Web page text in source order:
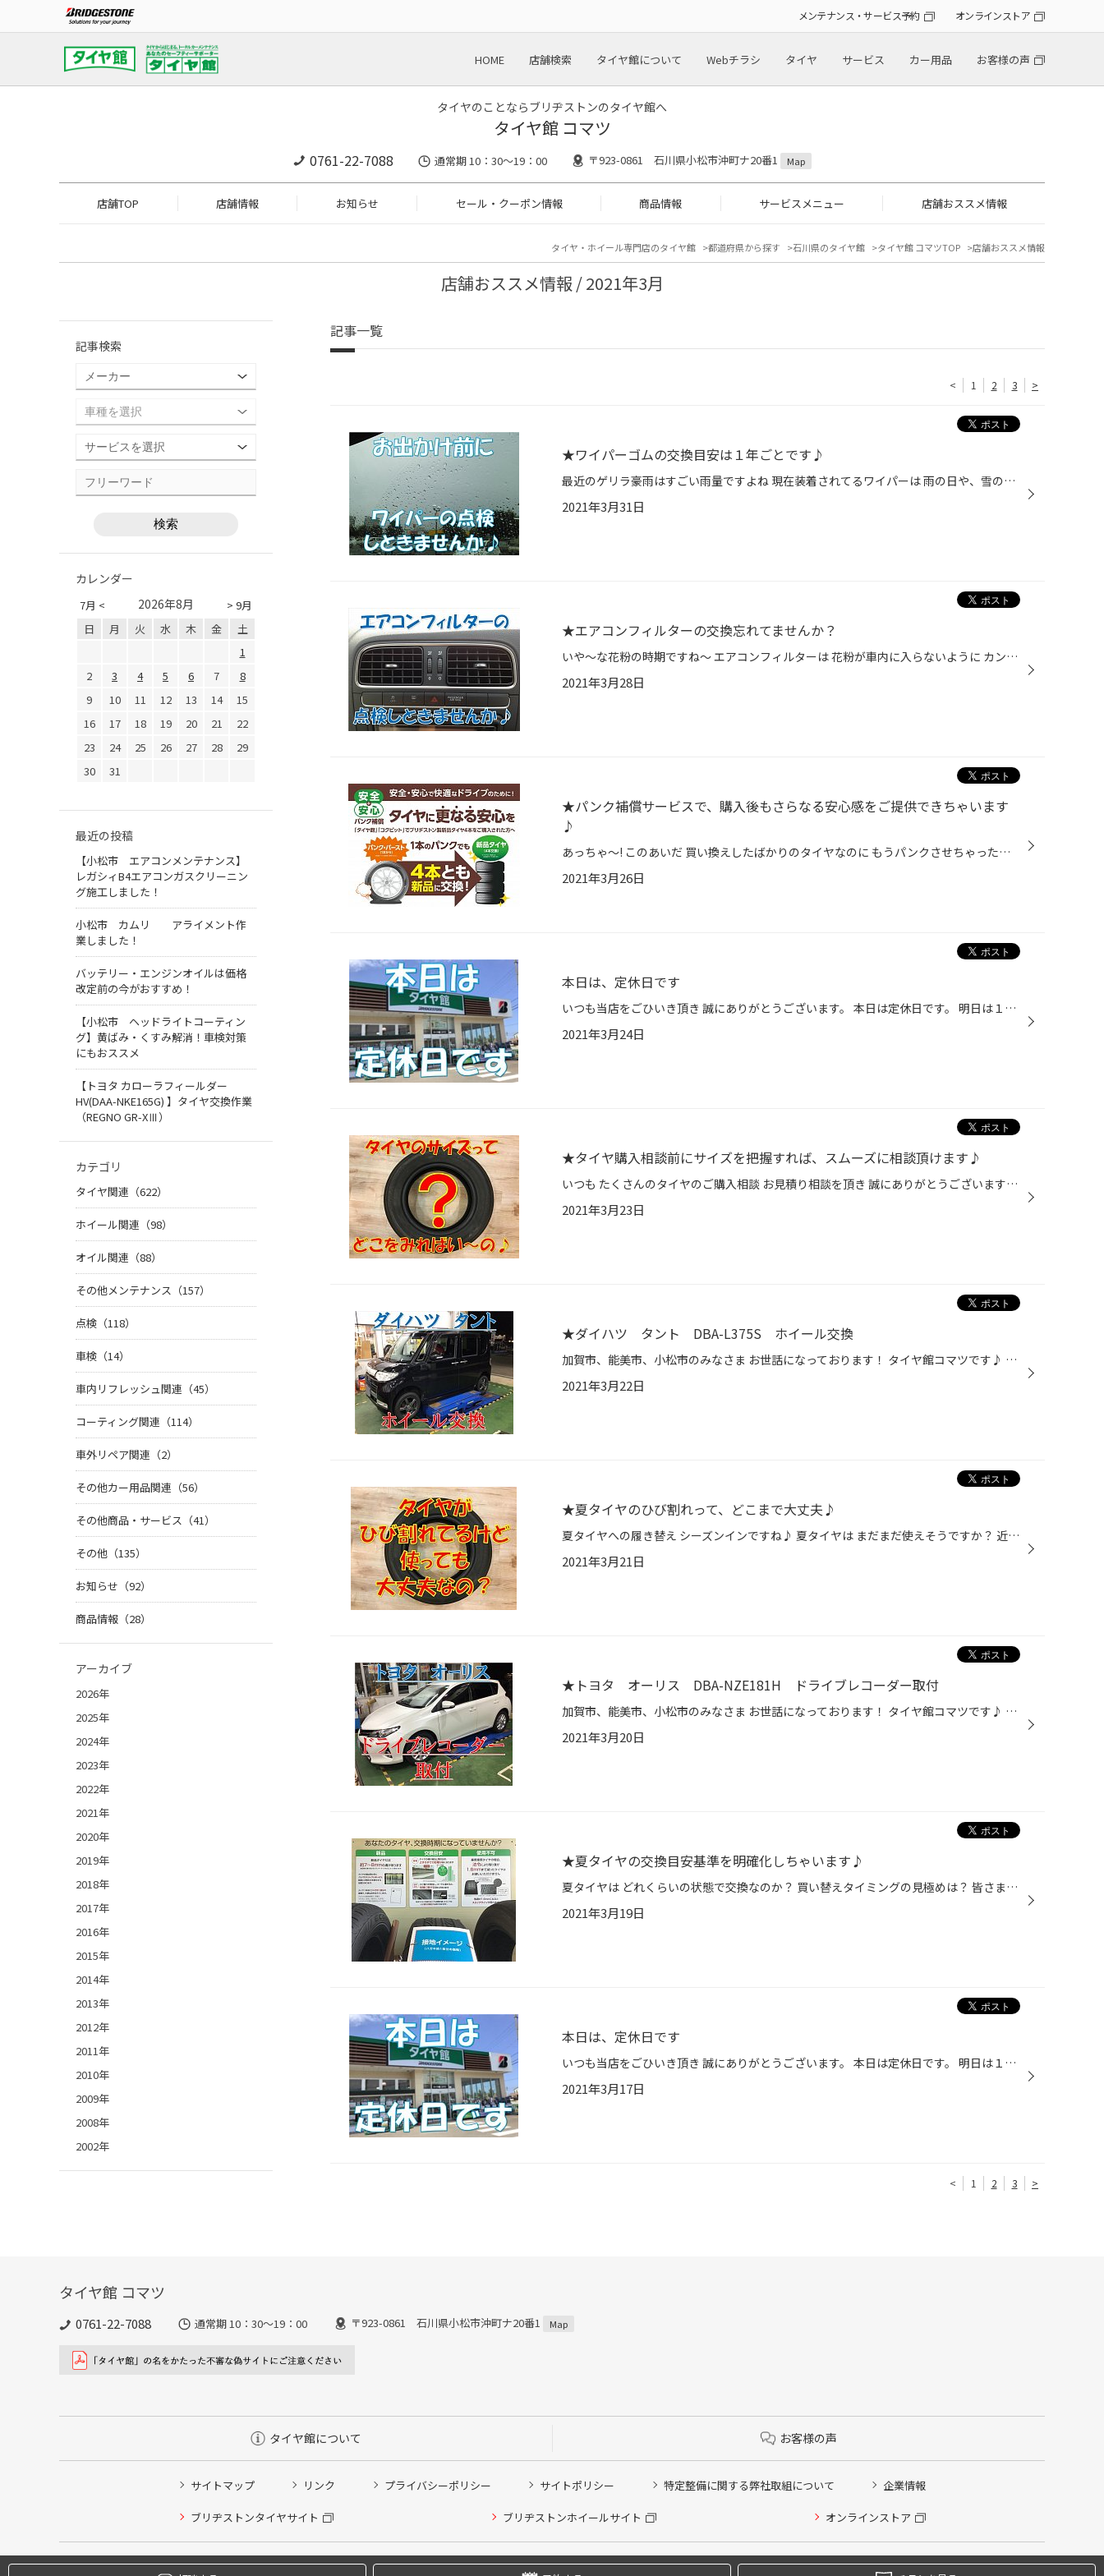
メンテナンス・サービス予約 オンラインストア
HOME 店舗検索 タイヤ館について Webチラシ タイヤ サービス カー用品 お客様の声
タイヤのことならブリヂストンのタイヤ館へ
タイヤ館 コマツ
0761-22-7088 通常期 10：30～19：00 〒923-0861 石川県小松市沖町ナ20番1 Map
店舗TOP 店舗情報 お知らせ セール・クーポン情報 商品情報 サービスメニュー 店舗おススメ情報
タイヤ・ホイール専門店のタイヤ館 都道府県から探す 石川県のタイヤ館 タイヤ館 コマツTOP 店舗おススメ情報
店舗おススメ情報 / 2021年3月
記事一覧
< 1 2 3 >
★ワイパーゴムの交換目安は１年ごとです♪
最近のゲリラ豪雨はすごい雨量ですよね 現在装着されてるワイパーは 雨の日や、雪の日に ちゃんと拭そうですか？ ワイパーゴムの 交換目安は１～２年ぐらいです。 北陸地方は 冬のあいだの凍結などで ゴム劣化が進んでることが多いので 注意が必要です！ 当店では 無料で点検してますので お気軽に...
2021年3月31日
★エアコンフィルターの交換忘れてませんか？
いや〜な花粉の時期ですね〜 エアコンフィルターは 花粉が車内に入らないように カンバってます♪ ほかには フロントガラスの曇りが なかなかとれない… いまいち効きが悪い？ エアコンかけると、ちょっとにおう？ そんな 症状でお困りのみなさま！ 【エアコンフィルター】を 点検してみましょう♪ エ...
2021年3月28日
★パンク補償サービスで、購入後もさらなる安心感をご提供できちゃいます
♪
あっちゃ〜! このあいだ 買い換えしたばかりのタイヤなのに もうパンクさせちゃった… パンク修理してもらうため お店で診てもらったら キズが大きく まさかの修理不可能の診断 結局、追加出費で また新品購入することに… こういった悲しい事態 修理不可能パンクは すべてのお客さまに 起こり得る事...
2021年3月26日
本日は、定休日です
いつも当店をごひいき頂き 誠にありがとうございます。 本日は定休日です。 明日は１０：３０より 営業いたしております。
2021年3月24日
★タイヤ購入相談前にサイズを把握すれば、スムーズに相談頂けます♪
いつも たくさんのタイヤのご購入相談 お見積り相談を頂き 誠にありがとうございます♪ ★ お見積り ★ 在庫確認 などで 【お電話で、お問い合わせする場合】 【当日に現車を乗って来れない場合】 【別のお車でご来店される場合】 そんな時に ぜひ事前に調べておいて 頂きたいことが 【現車のタイヤの...
2021年3月23日
★ダイハツ タント DBA-L375S ホイール交換
加賀市、能美市、小松市のみなさま お世話になっております！ タイヤ館コマツです♪ 本日、ご紹介の作業は ダイハツ タント 夏タイヤ用ホイール交換 昨年、冬タイヤを購入相談 後日に お客様よりご相談頂けました。 クルマを買い替えしたので 夏タイヤのホイールも 新調を検討してます。 購入するホ...
2021年3月22日
★夏タイヤのひび割れって、どこまで大丈夫♪
夏タイヤへの履き替え シーズンインですね♪ 夏タイヤは まだまだ使えそうですか？ 近所をちょこっと乗り や 週末だけ 車を使用されるユーザーの方々は タイヤの溝の深さが しっかり残っている状態なので 問題なし！ 大丈夫！ と 思われてる方も 多いのではないでしょうか？ しかし 残溝だけではなく...
2021年3月21日
★トヨタ オーリス DBA-NZE181H ドライブレコーダー取付
加賀市、能美市、小松市のみなさま お世話になっております！ タイヤ館コマツです♪ 本日、ご紹介の作業は トヨタ オーリス ドライブレコーダー取付 初めて当店をご来店された お客さまより、ご相談頂けました。 近所に住んでて いつもお店の前を通るたびに ドライブレコーダーの取付を お願いしたい...
2021年3月20日
★夏タイヤの交換目安基準を明確化しちゃいます♪
夏タイヤは どれくらいの状態で交換なのか？ 買い替えタイミングの見極めは？ 皆さまは どのように判断されてますか？ ｢タイヤの溝が少なくなったら｣ ｢タイヤのゴムのひび割れが酷くなったら｣ と、いった漠然とした感じ なのではないでしょうか。 今回は ｢タイヤの溝が少なくなったら｣ を明確化 モ...
2021年3月19日
本日は、定休日です
いつも当店をごひいき頂き 誠にありがとうございます。 本日は定休日です。 明日は１０：３０より 営業いたしております。
2021年3月17日
< 1 2 3 >
記事検索
カレンダー
7月 < > 9月
2026年8月
日 月 火 水 木 金
土
1
2
3 4 5 6 7
8
9
10 11 12 13 14
15
16
17 18 19 20 21
22
23
24 25 26 27 28
29
30
31
最近の投稿
【小松市 エアコンメンテナンス】
レガシィB4エアコンガスクリーニン
グ施工しました！
小松市 カムリ アライメント作
業しました！
バッテリー・エンジンオイルは価格
改定前の今がおすすめ！
【小松市 ヘッドライトコーティン
グ】黄ばみ・くすみ解消！車検対策
にもおススメ
【トヨタ カローラフィールダー
HV(DAA-NKE165G) 】タイヤ交換作業
（REGNO GR-XⅢ）
カテゴリ
タイヤ関連（622）
ホイール関連（98）
オイル関連（88）
その他メンテナンス（157）
点検（118）
車検（14）
車内リフレッシュ関連（45）
コーティング関連（114）
車外リペア関連（2）
その他カー用品関連（56）
その他商品・サービス（41）
その他（135）
お知らせ（92）
商品情報（28）
アーカイブ
2026年
2025年
2024年
2023年
2022年
2021年
2020年
2019年
2018年
2017年
2016年
2015年
2014年
2013年
2012年
2011年
2010年
2009年
2008年
2002年
タイヤ館 コマツ
0761-22-7088 通常期 10：30～19：00 〒923-0861 石川県小松市沖町ナ20番1 Map
タイヤ館について お客様の声
サイトマップ リンク プライバシーポリシー サイトポリシー 特定整備に関する弊社取組について 企業情報
ブリヂストンタイヤサイト ブリヂストンホイールサイト オンラインストア
Copyright © 2024 Bridgestone Retail Co.,Ltd. All rights Reserved.
タイヤ点検・安全点検/タイヤ履き替え/オイル交換/その他ピット作業の予約
クローク契約会員専用タイヤ履き替え※タイヤ履き替えを希望のクローク契約会員の方はこちらを選択ください
本日のタイヤ履き替え順番待ち予約 ※クローク契約会員の方はご利用いただけません